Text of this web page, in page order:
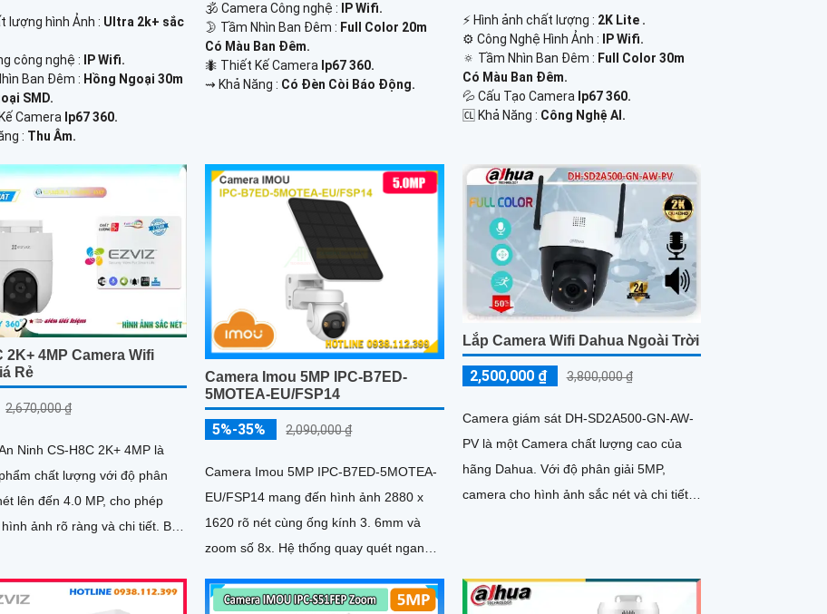
hình Ảnh : Ultra 2k+ sắc
công nghệ :
IP Wifi.
Ban Đêm : Hồng Ngoại 30m
SMD.
Camera Ip67 360.
: Thu Âm.
🕉️ Camera Công nghệ :
IP Wifi.
🌛 Tầm Nhìn Ban Đêm : Full Color 20m
Có Màu Ban Đêm.
🐜 Thiết Kế Camera Ip67 360.
️⇝ Khả Năng : Có Đèn Còi Báo Động.
️⚡ Hình ảnh chất lượng : 2K Lite .
⚙ Công Nghệ Hình Ảnh :
IP Wifi.
🔅 Tầm Nhìn Ban Đêm : Full Color 30m
Có Màu Ban Ðêm.
💦 Cấu Tạo Camera Ip67 360.
️🆑 Khả Năng : Công Nghệ AI.
2K+ 4MP Camera Wifi
Rẻ
2,670,000 ₫
Ninh CS-H8C 2K+ 4MP là
chất lượng với độ phân
lên đến 4.0 MP, cho phép
ảnh rõ ràng và chi tiết. Bên
Camera Imou 5MP IPC-B7ED-
5MOTEA-EU/FSP14
5%-35% 2,090,000 ₫
Camera Imou 5MP IPC-B7ED-5MOTEA-
EU/FSP14 mang đến hình ảnh 2880 x
1620 rõ nét cùng ống kính 3. 6mm và
zoom số 8x. Hệ thống quay quét ngang
Lắp Camera Wifi Dahua Ngoài Trời
2,500,000 ₫ 3,800,000 ₫
Camera giám sát DH-SD2A500-GN-AW-
PV là một Camera chất lượng cao của
hãng Dahua. Với độ phân giải 5MP,
camera cho hình ảnh sắc nét và chi tiết.